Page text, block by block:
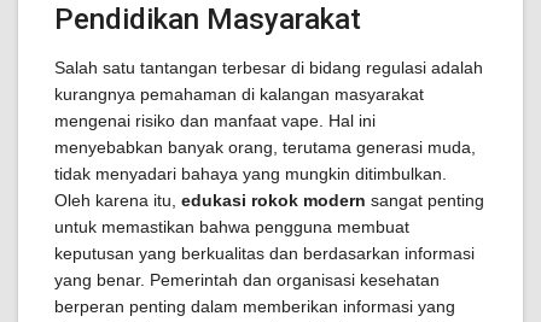
Pendidikan Masyarakat
Salah satu tantangan terbesar di bidang regulasi adalah
kurangnya pemahaman di kalangan masyarakat
mengenai risiko dan manfaat vape. Hal ini
menyebabkan banyak orang, terutama generasi muda,
tidak menyadari bahaya yang mungkin ditimbulkan.
Oleh karena itu, edukasi rokok modern sangat penting
untuk memastikan bahwa pengguna membuat
keputusan yang berkualitas dan berdasarkan informasi
yang benar. Pemerintah dan organisasi kesehatan
berperan penting dalam memberikan informasi yang